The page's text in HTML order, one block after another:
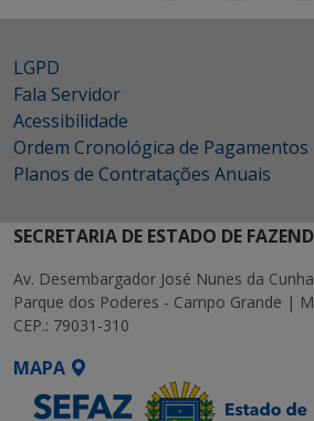
LGPD
Fala Servidor
Acessibilidade
Ordem Cronológica de Pagamentos
Planos de Contratações Anuais
SECRETARIA DE ESTADO DE
Av. Desembargador José Nunes da
Parque dos Poderes - Campo Grande |
CEP.: 79031-310
MAPA